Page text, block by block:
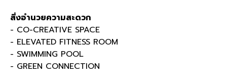
สิ่งอำนวยความสะดวก
- CO-CREATIVE SPACE
- ELEVATED FITNESS ROOM
- SWIMMING POOL
- GREEN CONNECTION